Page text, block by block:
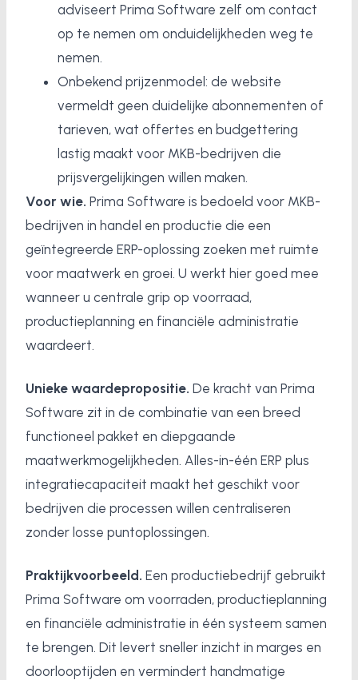
adviseert Prima Software zelf om contact
op te nemen om onduidelijkheden weg te
nemen.
Onbekend prijzenmodel: de website
vermeldt geen duidelijke abonnementen of
tarieven, wat offertes en budgettering
lastig maakt voor MKB-bedrijven die
prijsvergelijkingen willen maken.
Voor wie. Prima Software is bedoeld voor MKB-
bedrijven in handel en productie die een
geïntegreerde ERP-oplossing zoeken met ruimte
voor maatwerk en groei. U werkt hier goed mee
wanneer u centrale grip op voorraad,
productieplanning en financiële administratie
waardeert.
Unieke waardepropositie. De kracht van Prima
Software zit in de combinatie van een breed
functioneel pakket en diepgaande
maatwerkmogelijkheden. Alles-in-één ERP plus
integratiecapaciteit maakt het geschikt voor
bedrijven die processen willen centraliseren
zonder losse puntoplossingen.
Praktijkvoorbeeld. Een productiebedrijf gebruikt
Prima Software om voorraden, productieplanning
en financiële administratie in één systeem samen
te brengen. Dit levert sneller inzicht in marges en
doorlooptijden en vermindert handmatige